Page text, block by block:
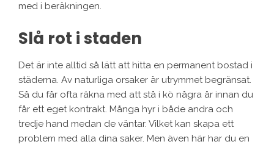
med i beräkningen.
Slå rot i staden
Det är inte alltid så lätt att hitta en permanent bostad i
städerna. Av naturliga orsaker är utrymmet begränsat.
Så du får ofta räkna med att stå i kö några år innan du
får ett eget kontrakt. Många hyr i både andra och
tredje hand medan de väntar. Vilket kan skapa ett
problem med alla dina saker. Men även här har du en